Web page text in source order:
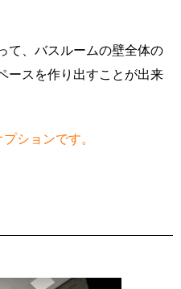
て、バスルームの壁全体の
ースを作り出すことが出来
ションです。